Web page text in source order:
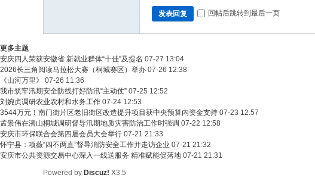
发表回复 回帖后跳转到最后一页
更多主题
安庆四人荣获安徽省 新就业群体“十佳”及提名 07-27 13:04
2026长三角阅读马拉松大赛（桐城赛区）举办 07-26 12:38
《山河万里》
07-26 11:36
我市筑牢汛期安全防线打好防汛“主动仗” 07-25 12:52
刘婉贞调研农业农村和水务工作 07-24 12:53
3544万元！南门街片区老旧街区改造提升项目获中央预算内资金支持 07-23 12:57
孟景伟在潜山桐城调研督导汛期地质灾害防治工作时强调 07-22 12:58
安庆市环保联合会第四届会员大会举行 07-21 21:33
怀宁县：项薇“四不两直”督导消防安全工作并走访企业 07-21 21:32
安庆市公共资源交易中心深入一线送服务 精准赋能促落地 07-21 21:31
Powered by Discuz! X3.5